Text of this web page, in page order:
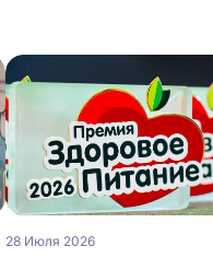
28 Июля 2026